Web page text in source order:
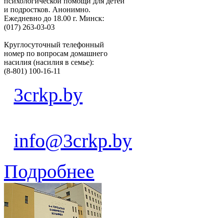
и подростков. Анонимно.
Ежедневно до 18.00 г. Минск:
(017) 263-03-03
Круглосуточный телефонный
номер по вопросам домашнего
насилия (насилия в семье):
(8-801) 100-16-11
3crkp.by
info@3crkp.by
Подробнее